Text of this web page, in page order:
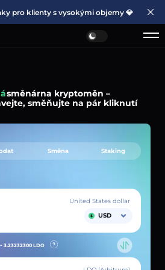
pro klienty s vysokými objemy 💎
směnárna kryptoměn –
směňujte na pár kliknutí
Směna Staking
United States dollar
USD
3.23232300 LDO